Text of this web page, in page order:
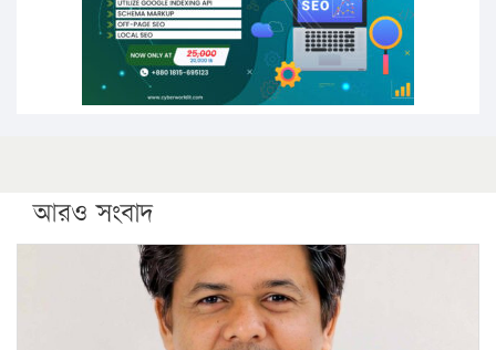
ফরিদগঞ্জে আগুনে পুড়লো ৬ ব্যবসা প্রতিষ্ঠান
আরও সংবাদ